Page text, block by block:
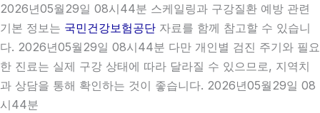
2026년05월29일 08시44분 스케일링과 구강질환 예방 관련
기본 정보는 국민건강보험공단 자료를 함께 참고할 수 있습니
다. 2026년05월29일 08시44분 다만 개인별 검진 주기와 필요
한 진료는 실제 구강 상태에 따라 달라질 수 있으므로, 지역치
과 상담을 통해 확인하는 것이 좋습니다. 2026년05월29일 08
시44분